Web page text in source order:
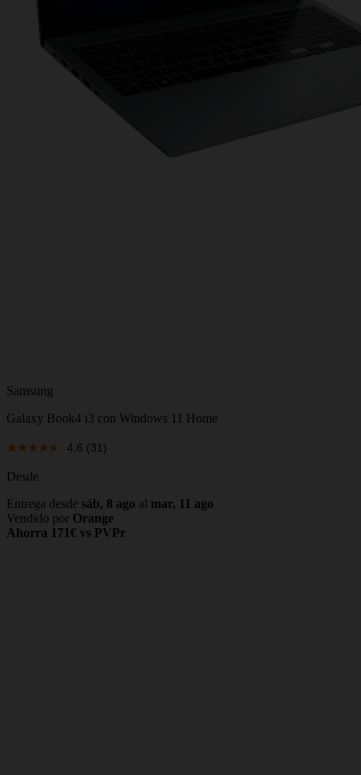
Samsung
Galaxy Book4 i3 con Windows 11 Home
4.6 (31)
Desde
Entrega desde sáb, 8 ago al mar, 11 ago
Vendido por Orange
Ahorra 171€ vs PVPr